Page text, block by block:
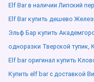
Elf Bar в наличии Липский
Elf Bar купить дешево
Эльф Бар купить
одноразки Тверской тупик,
Elf bar оригинал купить
Купить elf bar с доставкой